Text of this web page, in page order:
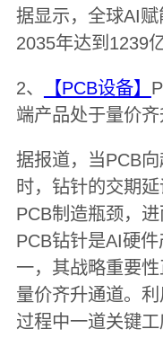
据显示，全球AI
2035年达到1239
2、 【PCB设备】
端产品处于量价
据报道，当PCB
时，钻针的交期
PCB制造瓶颈，进
PCB钻针是AI硬件
一，其战略重要
量价齐升通道。
过程中一道关键